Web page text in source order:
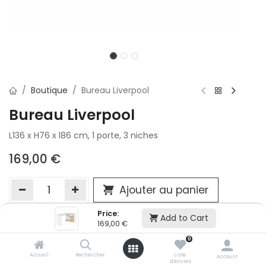
Price:
169,00 € Add to Cart
Accueil Rechercher
0
Liste
d'envies
Account
Boutique Bureau Liverpool
Bureau Liverpool
L136 x H76 x l86 cm, 1 porte, 3 niches
169,00 €
Ajouter au panier
Ajouter à la liste d'envie
Si vous ne pouvez pas ajouter cet article dans votre panier
victime de son succès et momentanément indisponible.